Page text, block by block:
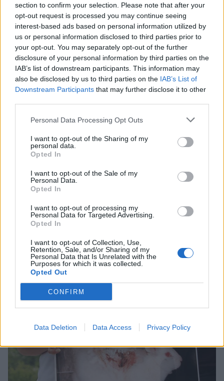
section to confirm your selection. Please note that after your
opt-out request is processed you may continue seeing
interest-based ads based on personal information utilized by
us or personal information disclosed to third parties prior to
your opt-out. You may separately opt-out of the further
disclosure of your personal information by third parties on the
IAB’s list of downstream participants. This information may
also be disclosed by us to third parties on the IAB’s List of
Downstream Participants that may further disclose it to other
Personal Data Processing Opt Outs
I want to opt-out of the Sharing of my
personal data.
Opted In
I want to opt-out of the Sale of my
Personal Data.
Opted In
I want to opt-out of processing my
Personal Data for Targeted Advertising.
Opted In
I want to opt-out of Collection, Use,
Retention, Sale, and/or Sharing of my
Personal Data that Is Unrelated with the
Purposes for which it was collected.
Opted Out
CONFIRM
Data Deletion Data Access Privacy Policy
Lapin pelastushelikopteri Aslakin toiminta
päättyy – rahat loppuivat
Kela muuttaa terapiakäytäntöä
23.8.2014, 15:00
ALS-jäävesihaasteiden synkkä
tausta – karmaisevia eläinkokeita?